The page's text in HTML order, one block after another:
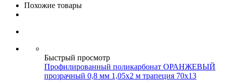
Похожие товары
Быстрый просмотр
Профилированный поликарбонат ОРАНЖЕВЫЙ
прозрачный 0,8 мм 1,05х2 м трапеция 70х13